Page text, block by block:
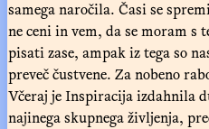
samega naročila. Časi se
ne ceni in vem, da se moram s
pisati zase, ampak iz tega so
preveč čustvene. Za nobeno
Včeraj je Inspiracija izdahnila
najinega skupnega življenja,